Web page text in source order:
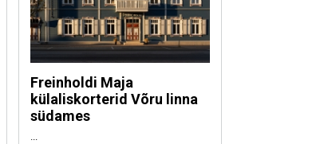
Freinholdi Maja
külaliskorterid Võru linna
südames
...